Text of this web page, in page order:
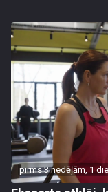
pirms 3 nedēļām, 1